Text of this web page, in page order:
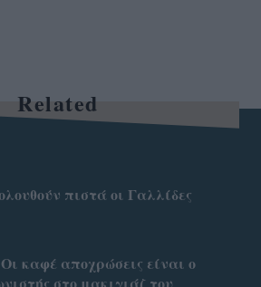
Related
πιστά οι Γαλλίδες
Οι καφέ αποχρώσεις είναι ο